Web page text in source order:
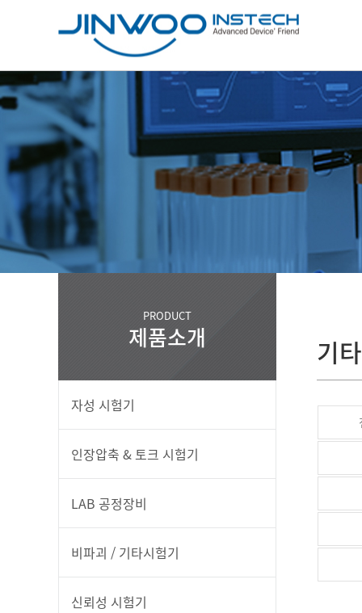
PRODUCT
제품소개
자성 시험기
인장압축 & 토크 시험기
LAB 공정장비
비파괴 / 기타시험기
신뢰성 시험기
기